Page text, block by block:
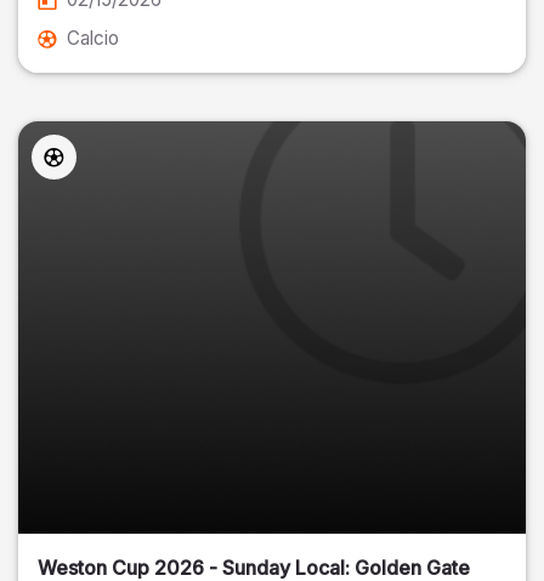
Calcio
Weston Cup 2026 - Sunday Local: Golden Gate